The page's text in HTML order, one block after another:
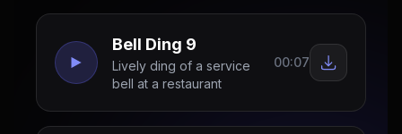
Bell Ding 9
Lively ding of a service
bell at a restaurant
00:07